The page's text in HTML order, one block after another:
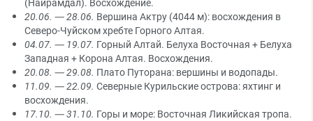
20.06. — 28.06. Вершина Актру (4044 м): восхождения в
Северо-Чуйском хребте Горного Алтая.
04.07. — 19.07. Горный Алтай. Белуха Восточная + Белуха
Западная + Корона Алтая. Восхождения.
20.08. — 29.08. Плато Путорана: вершины и водопады.
11.09. — 22.09. Северные Курильские острова: яхтинг и
восхождения.
17.10. — 31.10. Горы и море: Восточная Ликийская тропа.